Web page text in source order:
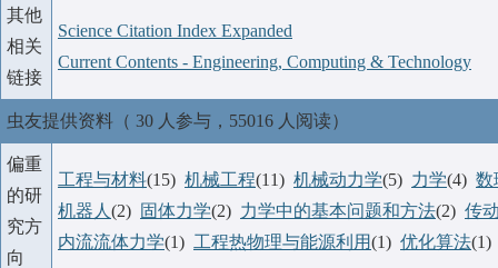
其他
相关
链接
Science Citation Index Expanded
Current Contents - Engineering, Computing & Technology
虫友提供资料（ 30 人参与，55016 人阅读）
偏重
的研
究方
向
工程与材料(15) 机械工程(11) 机械动力学(5) 力学(4) 数
机器人 (2) 固体力学(2) 力学中的基本问题和方法(2) 传
内流流体力学(1) 工程热物理与能源利用(1) 优化算法